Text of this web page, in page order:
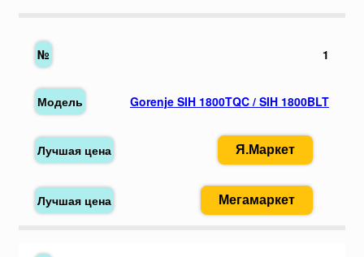
1
Gorenje SIH 1800TQC / SIH 1800BLT
Я.Маркет
Мегамаркет